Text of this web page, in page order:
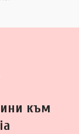
към